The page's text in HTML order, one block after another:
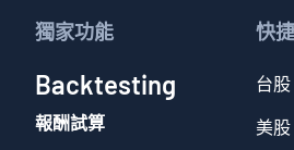
獨家功能
Backtesting
報酬試算
快
台股
美股